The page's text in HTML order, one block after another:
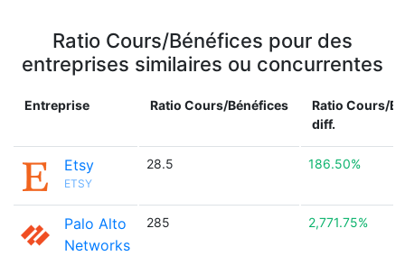
Ratio Cours/Bénéfices pour des
entreprises similaires ou concurrentes
Entreprise Ratio Cours/Bénéfices
Ratio Cours/
diff.
Etsy
ETSY
28.5 186.50%
Palo Alto
Networks
285 2,771.75%